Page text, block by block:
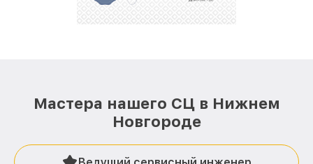
Мастера нашего СЦ в Нижнем
Новгороде